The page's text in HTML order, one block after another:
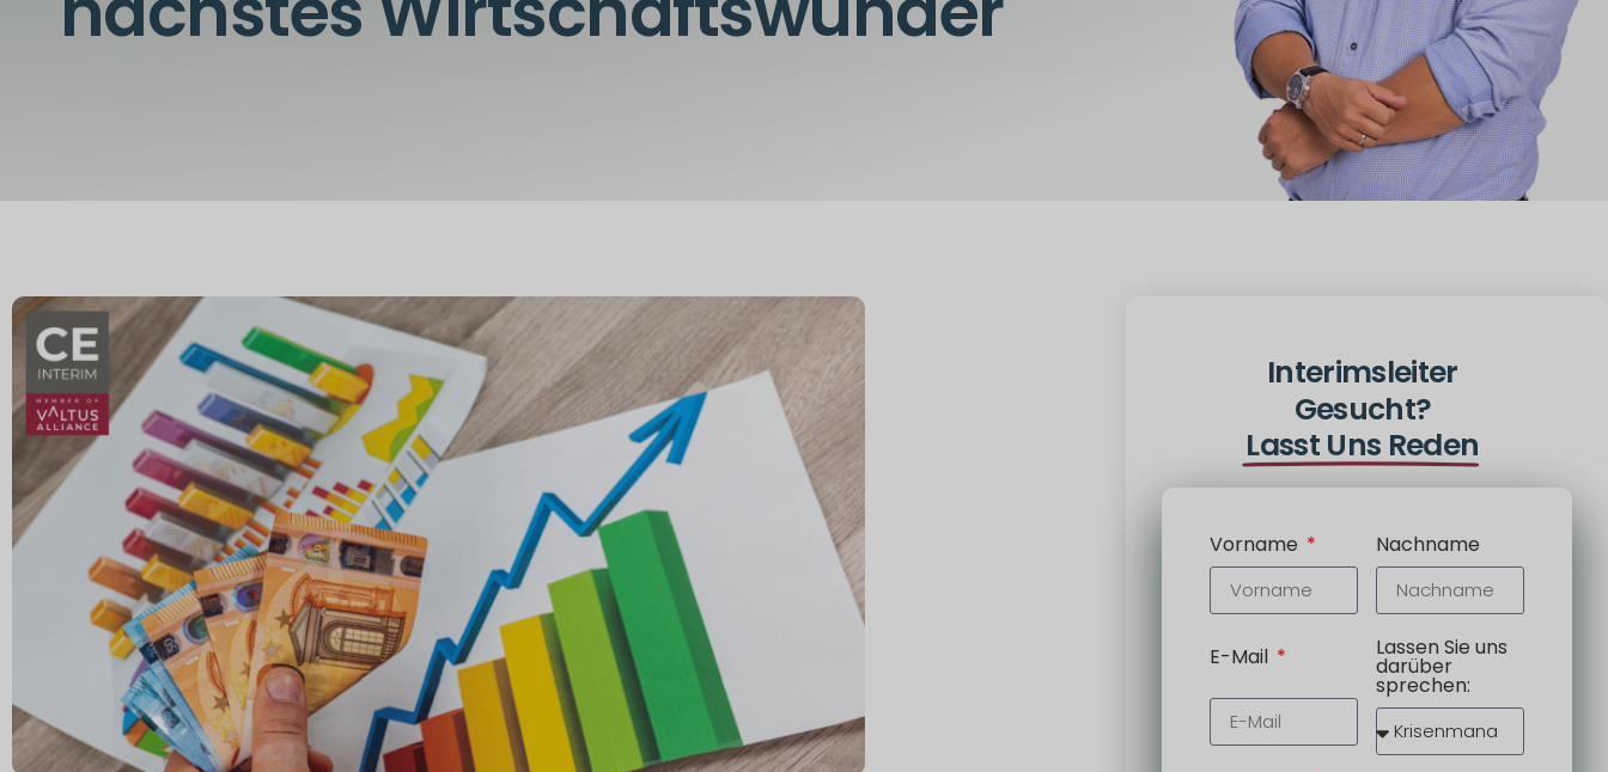
Interimsleiter
Gesucht?
Lasst Uns Reden
Vorname Nachname
E-Mail Lassen Sie uns
darüber
sprechen: